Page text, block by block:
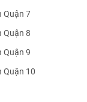
Quận 7
Quận 8
Quận 9
Quận 10